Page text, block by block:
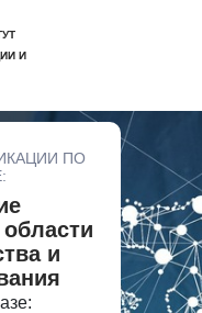
И
ПО
и